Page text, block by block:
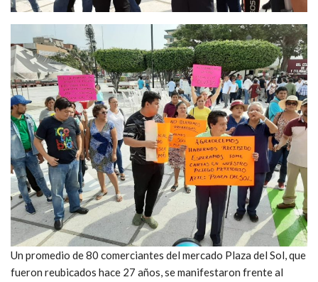
Un promedio de 80 comerciantes del mercado Plaza del Sol, que
fueron reubicados hace 27 años, se manifestaron frente al